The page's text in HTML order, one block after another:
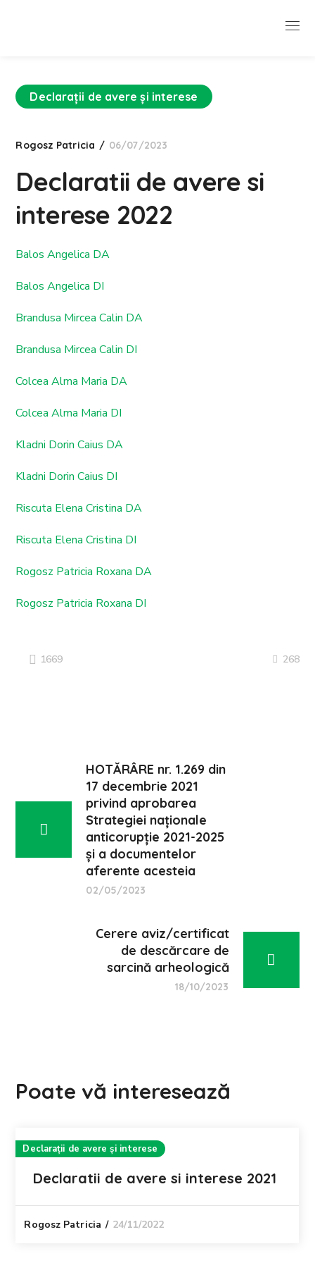
Declarații de avere și interese
Rogosz Patricia 06/07/2023
Declaratii de avere si
interese 2022
Balos Angelica DA
Balos Angelica DI
Brandusa Mircea Calin DA
Brandusa Mircea Calin DI
Colcea Alma Maria DA
Colcea Alma Maria DI
Kladni Dorin Caius DA
Kladni Dorin Caius DI
Riscuta Elena Cristina DA
Riscuta Elena Cristina DI
Rogosz Patricia Roxana DA
Rogosz Patricia Roxana DI
1669 268
HOTĂRÂRE nr. 1.269 din
17 decembrie 2021
privind aprobarea
Strategiei naţionale
anticorupţie 2021-2025
şi a documentelor
aferente acesteia
02/05/2023
Cerere aviz/certificat
de descărcare de
sarcină arheologică
18/10/2023
Poate vă interesează
Declarații de avere și interese
Declaratii de avere si interese 2021
Rogosz Patricia 24/11/2022